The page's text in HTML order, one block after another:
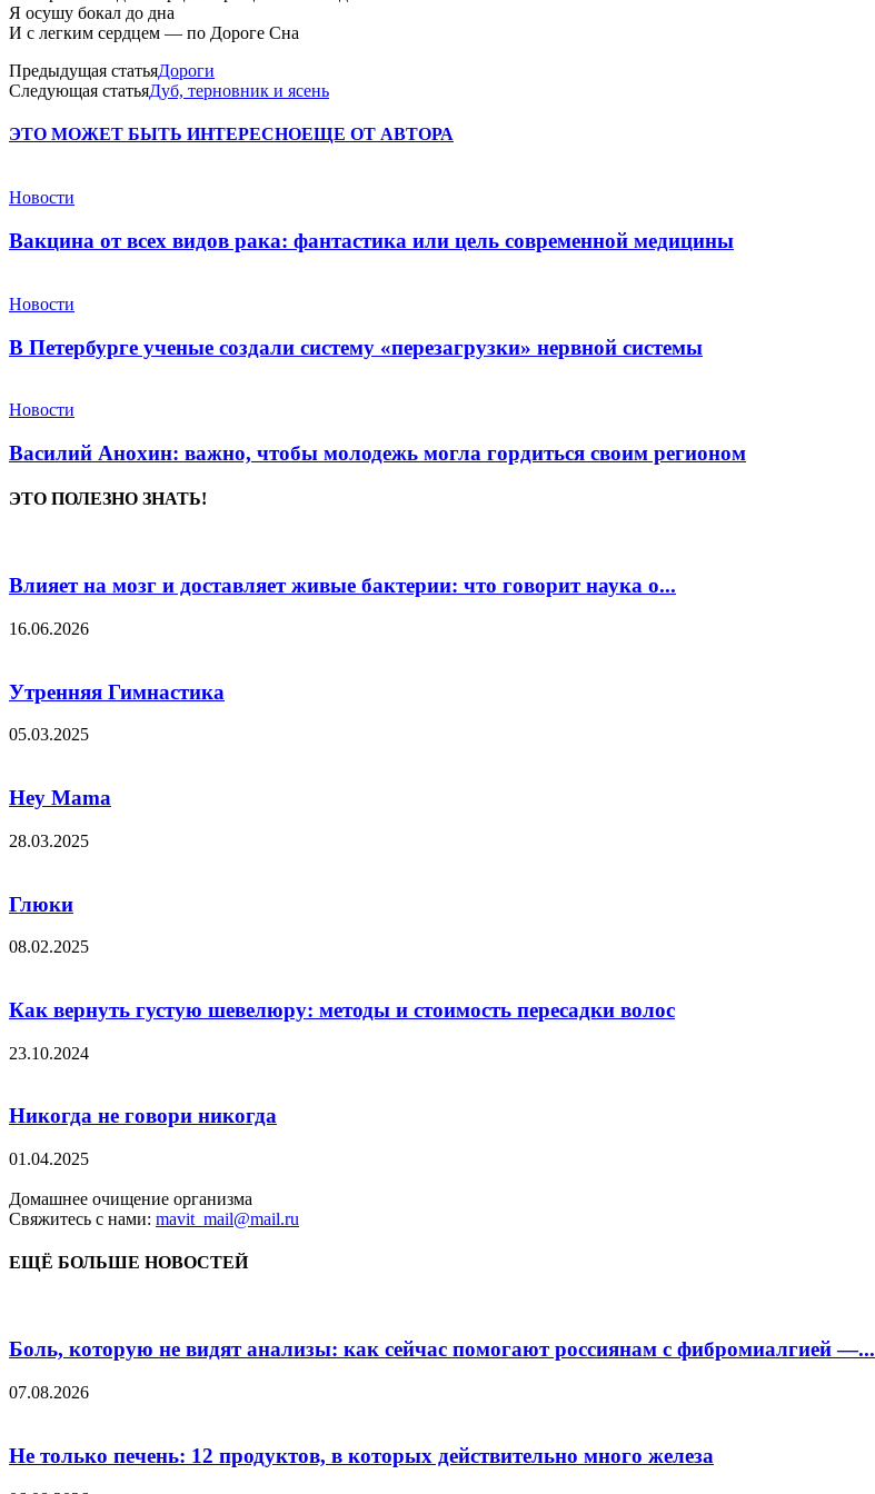
Я осушу бокал до дна
И с легким сердцем — по Дороге Сна
Предыдущая статьяДороги
Следующая статьяДуб, терновник и ясень
ЭТО МОЖЕТ БЫТЬ ИНТЕРЕСНОЕЩЕ ОТ АВТОРА
Новости
Вакцина от всех видов рака: фантастика или цель современной медицины
Новости
В Петербурге ученые создали систему «перезагрузки» нервной системы
Новости
Василий Анохин: важно, чтобы молодежь могла гордиться своим регионом
ЭТО ПОЛЕЗНО ЗНАТЬ!
Влияет на мозг и доставляет живые бактерии: что говорит наука о...
16.06.2026
Утренняя Гимнастика
05.03.2025
Hey Mama
28.03.2025
Глюки
08.02.2025
Как вернуть густую шевелюру: методы и стоимость пересадки волос
23.10.2024
Никогда не говори никогда
01.04.2025
Домашнее очищение организма
Свяжитесь с нами: mavit_mail@mail.ru
ЕЩЁ БОЛЬШЕ НОВОСТЕЙ
Боль, которую не видят анализы: как сейчас помогают россиянам с фибромиалгией —...
07.08.2026
Не только печень: 12 продуктов, в которых действительно много железа